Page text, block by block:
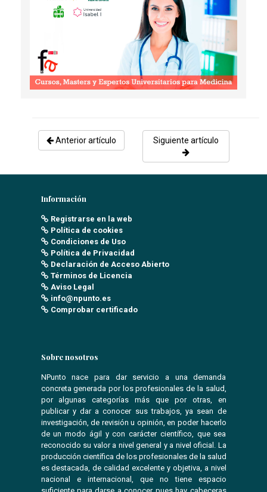
SÍNDROME NEUROLÉPTICO MALIGNO: UN RETO
DIAGNÓSTICO EN URGENCIAS
Anterior artículo Siguiente artículo
Información
Registrarse en la web
Política de cookies
Condiciones de Uso
Política de Privacidad
Declaración de Acceso Abierto
Términos de Licencia
Aviso Legal
info@npunto.es
Comprobar certificado
Sobre nosotros
NPunto nace para dar servicio a una demanda
concreta generada por los profesionales de la salud,
por algunas categorías más que por otras, en
publicar y dar a conocer sus trabajos, ya sean de
investigación, de revisión u opinión, en poder hacerlo
de un modo ágil y con carácter científico, que sea
reconocido su valor a nivel general y a nivel oficial. La
producción científica de los profesionales de la salud
es destacada, de calidad excelente y objetiva, a nivel
nacional e internacional, que no tiene espacio